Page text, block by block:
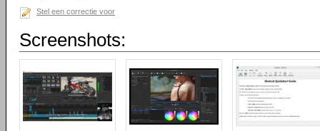
Stel een correctie voor
Screenshots: